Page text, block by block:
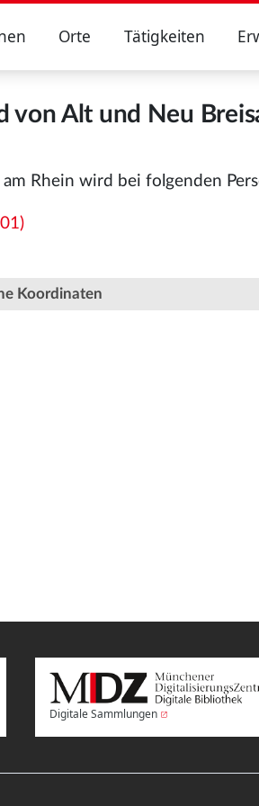
Orte Tätigkeiten
von Alt und Neu
Rhein wird bei folgenden
Koordinaten
Digitale Sammlungen